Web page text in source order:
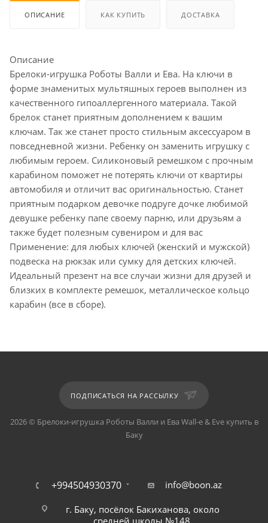
ОПИСАНИЕ КАК КУПИТЬ ДОСТАВКА
Описание
Брелоки-игрушка Роботы Валли и Ева. На ключи в
форме знаменитых мультяшных героев выполнен из
качественного гипоаллергенного материала. Такой
брелок станет приятным дополнением к вашим
ключам. Так же станет просто стильным аксессуаром в
повседневной жизни. Ребенку он заменить игрушку с
любимым героем. Силиконовый ремешком с прочным
карабином поможет не потерять ключи от квартиры
автомобиля и отличит вас оригинальностью. Станет
приятным подарком девочке подруге дочке любимой
девушке ребенку папе своему парню, или друзьям а
также будет полезным сувениром и для вас
Применение: для любых ключей (женский и мужской)
подвеска на рюкзак или сумку для детских ключей.
Идеальный презент на все случаи жизни для друзей и
близких в комплекте ремешок, металлическое кольцо
карабин (все в сборе).
ПОДПИСАТЬСЯ НА РАССЫЛКУ
2026 © Брелоки-игрушка Роботы Валли и Ева Wall-e & Eve купить в
Баку
+994504930370 info@boon.az
г. Баку, посёлок Бакиханова, около